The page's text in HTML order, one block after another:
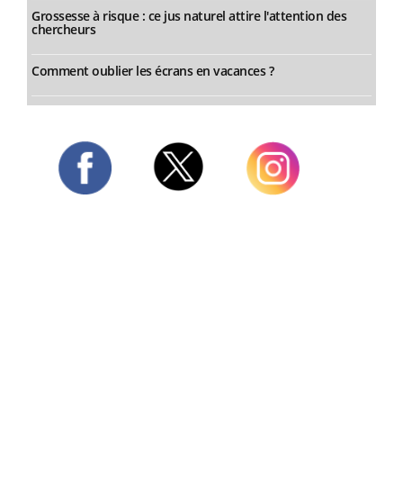
Grossesse à risque : ce jus naturel attire l'attention des
chercheurs
Comment oublier les écrans en vacances ?